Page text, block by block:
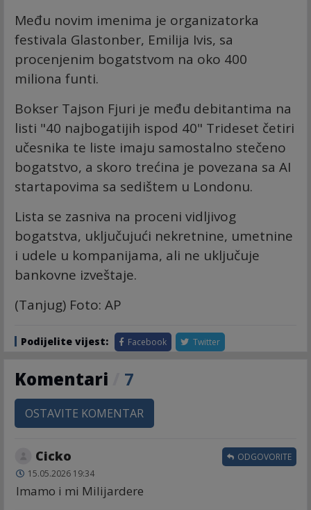
Među novim imenima je organizatorka
festivala Glastonber, Emilija Ivis, sa
procenjenim bogatstvom na oko 400
miliona funti.
Bokser Tajson Fjuri je među debitantima na
listi "40 najbogatijih ispod 40" Trideset četiri
učesnika te liste imaju samostalno stečeno
bogatstvo, a skoro trećina je povezana sa AI
startapovima sa sedištem u Londonu.
Lista se zasniva na proceni vidljivog
bogatstva, uključujući nekretnine, umetnine
i udele u kompanijama, ali ne uključuje
bankovne izveštaje.
(Tanjug) Foto: AP
Podijelite vijest: Facebook Twitter
Komentari 7
OSTAVITE KOMENTAR
Cicko
15.05.2026 19:34
Imamo i mi Milijardere
ODGOVORITE